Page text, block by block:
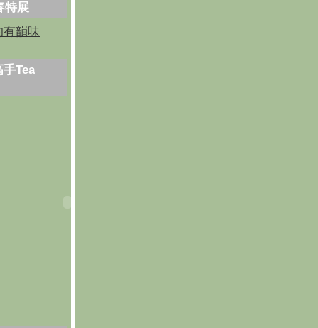
特展
有韻味
Tea